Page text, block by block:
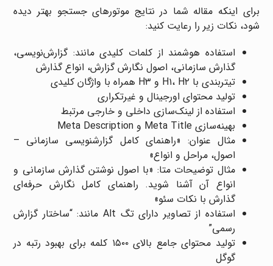
برای اینکه مقاله شما در نتایج موتورهای جستجو بهتر دیده
شود، نکات زیر را رعایت کنید:
استفاده هوشمند از کلمات کلیدی مانند: گزارش‌نویسی،
گذارش سازمانی، اصول نگارش گزارش، انواع گذارش
تیتربندی با H۱، H۲ و H۳ همراه با واژگان کلیدی
تولید محتوای اورجینال و غیرتکراری
استفاده از لینک‌سازی داخلی و خارجی مرتبط
بهینه‌سازی Meta Title و Meta Description
مثال عنوان: «راهنمای کامل گزارشنویسی سازمانی –
اصول، مراحل و انواع»
مثال توضیحات متا: «با اصول نوشتن گذارش سازمانی و
انواع آن آشنا شوید. راهنمای کامل نگارش حرفه‌ای
گذارش با نکات سئو»
استفاده از تصاویر دارای تگ Alt مانند: “ساختار گزارش
رسمی”
تولید محتوای جامع بالای ۱۵۰۰ کلمه برای بهبود رتبه در
گوگل